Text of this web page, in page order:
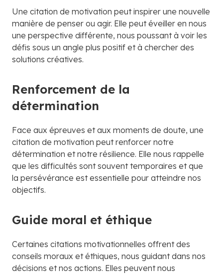
Une citation de motivation peut inspirer une nouvelle
manière de penser ou agir. Elle peut éveiller en nous
une perspective différente, nous poussant à voir les
défis sous un angle plus positif et à chercher des
solutions créatives.
Renforcement de la
détermination
Face aux épreuves et aux moments de doute, une
citation de motivation peut renforcer notre
détermination et notre résilience. Elle nous rappelle
que les difficultés sont souvent temporaires et que
la persévérance est essentielle pour atteindre nos
objectifs.
Guide moral et éthique
Certaines citations motivationnelles offrent des
conseils moraux et éthiques, nous guidant dans nos
décisions et nos actions. Elles peuvent nous